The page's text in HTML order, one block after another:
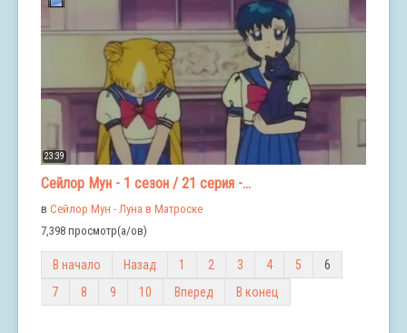
23:39
Сейлор Мун - 1 сезон / 21 серия -...
в Сейлор Мун - Луна в Матроске
7,398 просмотр(а/ов)
В начало Назад 1 2 3 4 5
6
7
8 9 10 Вперед В конец